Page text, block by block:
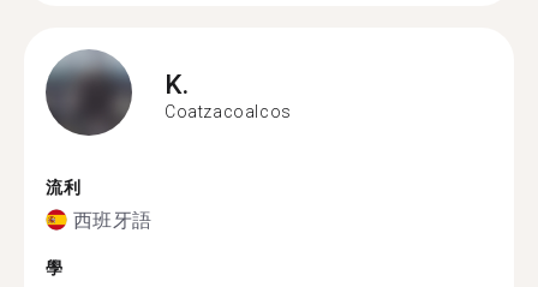
K.
Coatzacoalcos
流利
西班牙語
學